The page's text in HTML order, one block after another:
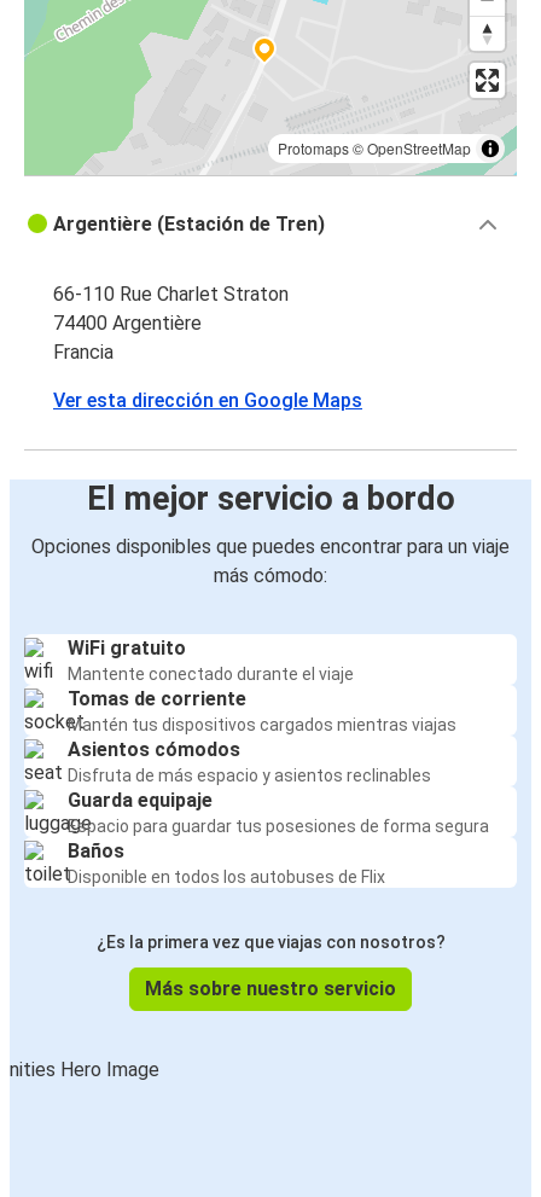
Protomaps©OpenStreetMap
Argentière (Estación de Tren)
66-110 Rue Charlet Straton
74400 Argentière
Francia
Ver esta dirección en Google Maps
El mejor servicio a bordo
Opciones disponibles que puedes encontrar para un viaje
más cómodo:
WiFi gratuito
Mantente conectado durante el viaje
Tomas de corriente
Mantén tus dispositivos cargados mientras viajas
Asientos cómodos
Disfruta de más espacio y asientos reclinables
Guarda equipaje
Espacio para guardar tus posesiones de forma segura
Baños
Disponible en todos los autobuses de Flix
¿Es la primera vez que viajas con nosotros?
Más sobre nuestro servicio